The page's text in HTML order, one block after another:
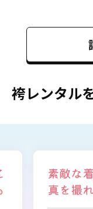
袴レンタル
くさん写
す